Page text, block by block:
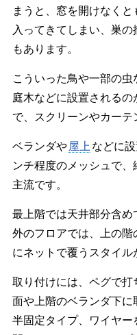
まうと、窓を開けなく
入ってきてしまい、巣
もあります。
こういった鳥や一部の
庭木などに設置される
で、スクリーンやカーテ
ベランダや 屋上 などに
ンチ程度のメッシュで
主流です。
最上階では天井部分含め
外のフロアでは、上の階
にネットで覆うスタイル
取り付けには、ペグで
面や上階のベランダ下に
半固定タイプ、ワイヤー